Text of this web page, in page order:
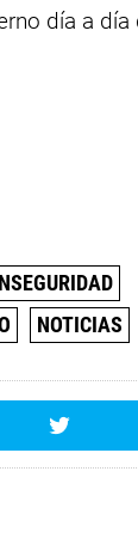
día a
NOTICIAS